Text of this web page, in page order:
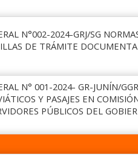
N°002-2024-GRJ/SG
DE TRÁMITE
N° 001-2024- GR-JUNÍN/
Y PASAJES EN
PÚBLICOS DEL